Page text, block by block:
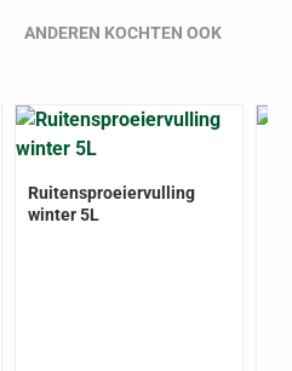
ANDEREN KOCHTEN OOK
Ruitensproeiervulling
winter 5L